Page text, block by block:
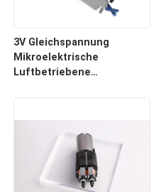
3V Gleichspannung
Mikroelektrische
Luftbetriebene